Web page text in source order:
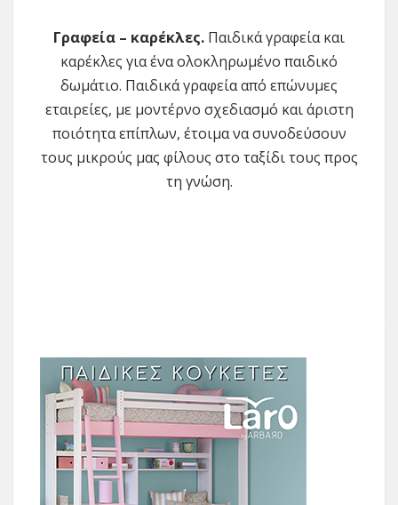
Γραφεία – καρέκλες. Παιδικά γραφεία και
καρέκλες για ένα ολοκληρωμένο παιδικό
δωμάτιο. Παιδικά γραφεία από επώνυμες
εταιρείες, με μοντέρνο σχεδιασμό και άριστη
ποιότητα επίπλων, έτοιμα να συνοδεύσουν
τους μικρούς μας φίλους στο ταξίδι τους προς
τη γνώση.